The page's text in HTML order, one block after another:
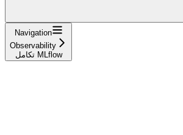
Navigation
Observability
تكامل MLflow